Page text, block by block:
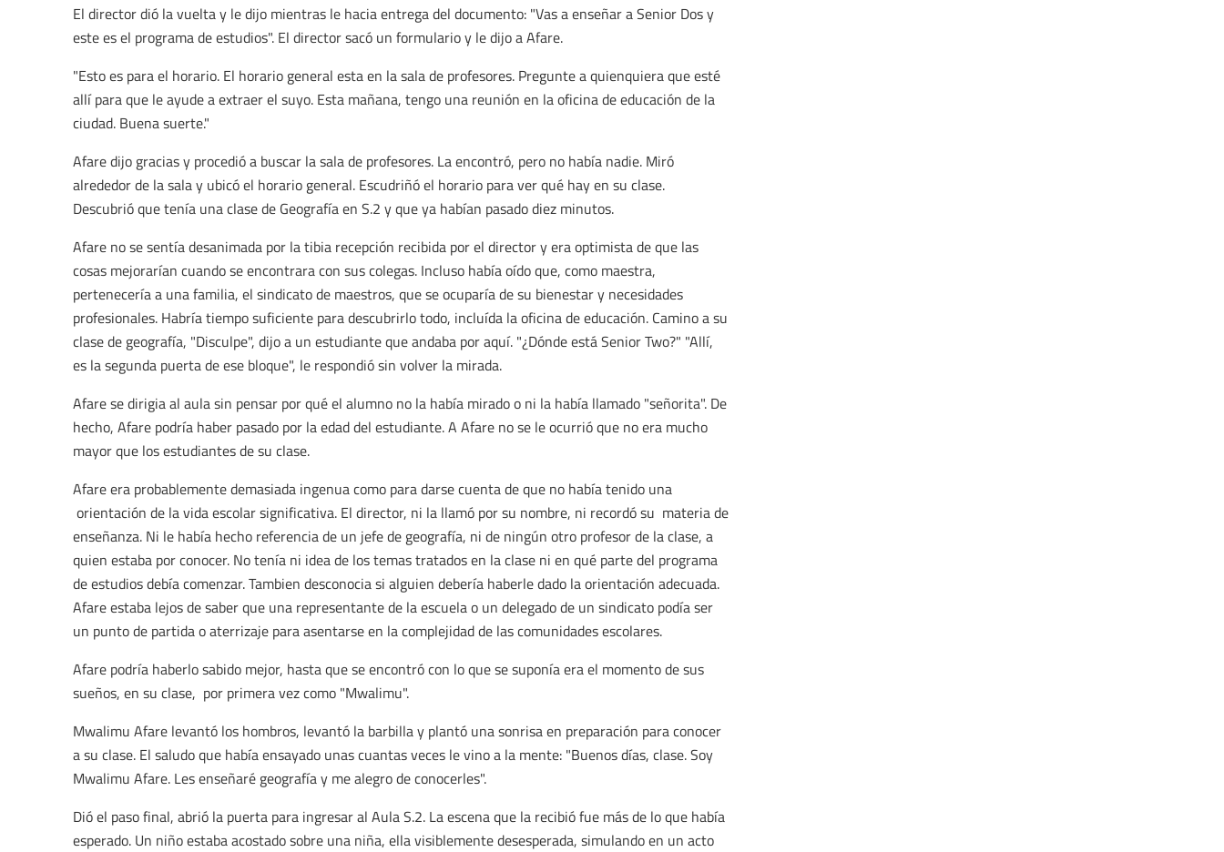
El director dió la vuelta y le dijo mientras le hacia entrega del documento: "Vas a enseñar a Senior Dos y
este es el programa de estudios". El director sacó un formulario y le dijo a Afare.
"Esto es para el horario. El horario general esta en la sala de profesores. Pregunte a quienquiera que esté
allí para que le ayude a extraer el suyo. Esta mañana, tengo una reunión en la oficina de educación de la
ciudad. Buena suerte."
Afare dijo gracias y procedió a buscar la sala de profesores. La encontró, pero no había nadie. Miró
alrededor de la sala y ubicó el horario general. Escudriñó el horario para ver qué hay en su clase.
Descubrió que tenía una clase de Geografía en S.2 y que ya habían pasado diez minutos.
Afare no se sentía desanimada por la tibia recepción recibida por el director y era optimista de que las
cosas mejorarían cuando se encontrara con sus colegas. Incluso había oído que, como maestra,
pertenecería a una familia, el sindicato de maestros, que se ocuparía de su bienestar y necesidades
profesionales. Habría tiempo suficiente para descubrirlo todo, incluída la oficina de educación. Camino a su
clase de geografía, "Disculpe", dijo a un estudiante que andaba por aquí. "¿Dónde está Senior Two?" "Allí,
es la segunda puerta de ese bloque", le respondió sin volver la mirada.
Afare se dirigia al aula sin pensar por qué el alumno no la había mirado o ni la había llamado "señorita". De
hecho, Afare podría haber pasado por la edad del estudiante. A Afare no se le ocurrió que no era mucho
mayor que los estudiantes de su clase.
Afare era probablemente demasiada ingenua como para darse cuenta de que no había tenido una
orientación de la vida escolar significativa. El director, ni la llamó por su nombre, ni recordó su materia de
enseñanza. Ni le había hecho referencia de un jefe de geografía, ni de ningún otro profesor de la clase, a
quien estaba por conocer. No tenía ni idea de los temas tratados en la clase ni en qué parte del programa
de estudios debía comenzar. Tambien desconocia si alguien debería haberle dado la orientación adecuada.
Afare estaba lejos de saber que una representante de la escuela o un delegado de un sindicato podía ser
un punto de partida o aterrizaje para asentarse en la complejidad de las comunidades escolares.
Afare podría haberlo sabido mejor, hasta que se encontró con lo que se suponía era el momento de sus
sueños, en su clase, por primera vez como "Mwalimu".
Mwalimu Afare levantó los hombros, levantó la barbilla y plantó una sonrisa en preparación para conocer
a su clase. El saludo que había ensayado unas cuantas veces le vino a la mente: "Buenos días, clase. Soy
Mwalimu Afare. Les enseñaré geografía y me alegro de conocerles".
Dió el paso final, abrió la puerta para ingresar al Aula S.2. La escena que la recibió fue más de lo que había
esperado. Un niño estaba acostado sobre una niña, ella visiblemente desesperada, simulando en un acto